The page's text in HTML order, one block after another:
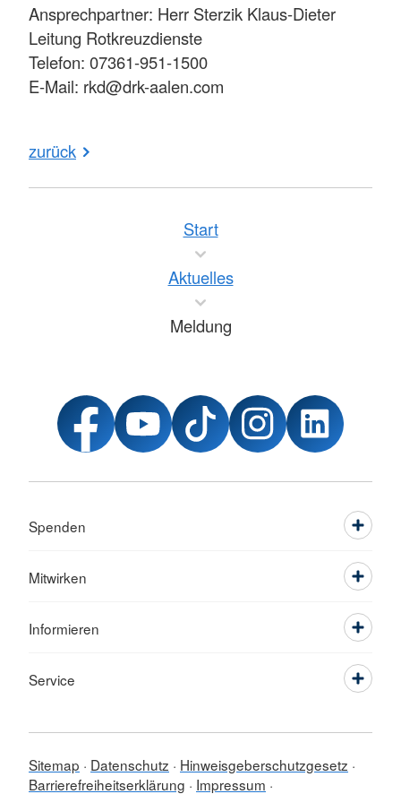
Ansprechpartner: Herr Sterzik Klaus-Dieter
Leitung Rotkreuzdienste
Telefon: 07361-951-1500
E-Mail: rkd@drk-aalen.com
zurück
Start
Aktuelles
Meldung
Spenden
Mitwirken
Informieren
Service
Sitemap Datenschutz
Hinweisgeberschutzgesetz
Barrierefreiheitserklärung
Impressum